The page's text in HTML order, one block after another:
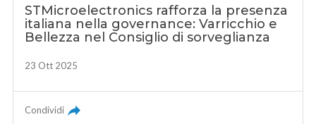
STMicroelectronics rafforza la presenza
italiana nella governance: Varricchio e
Bellezza nel Consiglio di sorveglianza
23 Ott 2025
Condividi